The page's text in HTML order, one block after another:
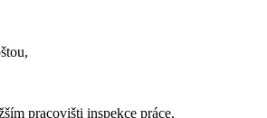
pracovišti inspekce práce.